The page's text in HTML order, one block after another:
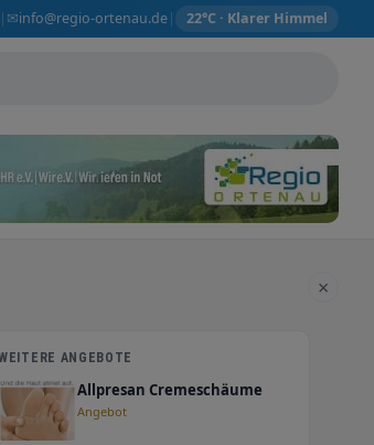
✉info@regio-ortenau.de| 22°C · Klarer Himmel
×
ANGEBOTE
Allpresan Cremeschäume
Angebot